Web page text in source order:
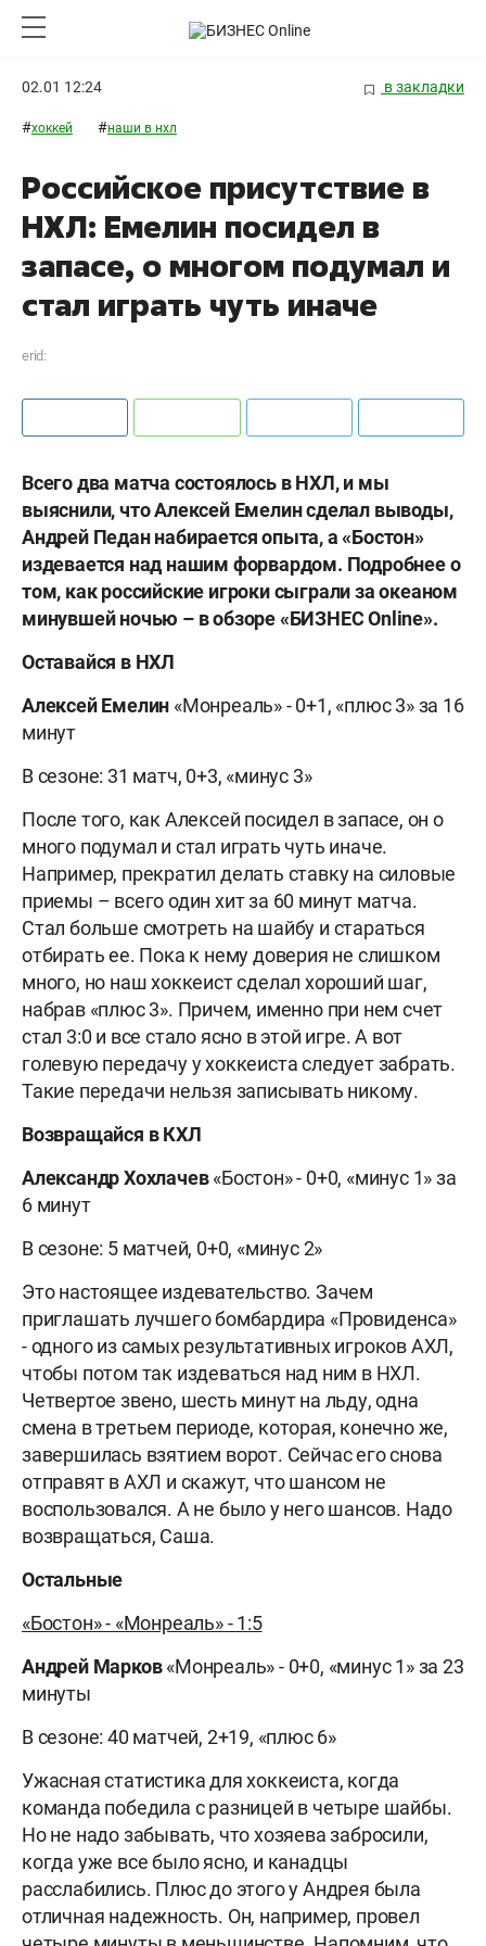
02.01 12:24 в закладки
#хоккей #наши в нхл
Российское присутствие в
НХЛ: Емелин посидел в
запасе, о многом подумал и
стал играть чуть иначе
erid:
Всего два матча состоялось в НХЛ, и мы
выяснили, что Алексей Емелин сделал выводы,
Андрей Педан набирается опыта, а «Бостон»
издевается над нашим форвардом. Подробнее о
том, как российские игроки сыграли за океаном
минувшей ночью – в обзоре «БИЗНЕС Online».
Оставайся в НХЛ
Алексей Емелин «Монреаль» - 0+1, «плюс 3» за 16
минут
В сезоне: 31 матч, 0+3, «минус 3»
После того, как Алексей посидел в запасе, он о
много подумал и стал играть чуть иначе.
Например, прекратил делать ставку на силовые
приемы – всего один хит за 60 минут матча.
Стал больше смотреть на шайбу и стараться
отбирать ее. Пока к нему доверия не слишком
много, но наш хоккеист сделал хороший шаг,
набрав «плюс 3». Причем, именно при нем счет
стал 3:0 и все стало ясно в этой игре. А вот
голевую передачу у хоккеиста следует забрать.
Такие передачи нельзя записывать никому.
Возвращайся в КХЛ
Александр Хохлачев«Бостон» - 0+0, «минус 1» за
6 минут
В сезоне: 5 матчей, 0+0, «минус 2»
Это настоящее издевательство. Зачем
приглашать лучшего бомбардира «Провиденса»
- одного из самых результативных игроков АХЛ,
чтобы потом так издеваться над ним в НХЛ.
Четвертое звено, шесть минут на льду, одна
смена в третьем периоде, которая, конечно же,
завершилась взятием ворот. Сейчас его снова
отправят в АХЛ и скажут, что шансом не
воспользовался. А не было у него шансов. Надо
возвращаться, Саша.
Остальные
«Бостон» - «Монреаль» - 1:5
Андрей Марков«Монреаль» - 0+0, «минус 1» за 23
минуты
В сезоне: 40 матчей, 2+19, «плюс 6»
Ужасная статистика для хоккеиста, когда
команда победила с разницей в четыре шайбы.
Но не надо забывать, что хозяева забросили,
когда уже все было ясно, и канадцы
расслабились. Плюс до этого у Андрея была
отличная надежность. Он, например, провел